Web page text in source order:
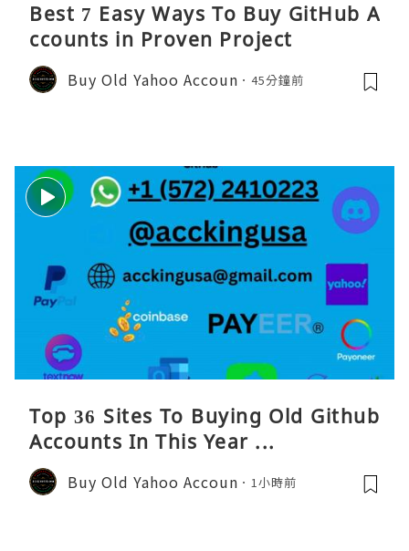
Best 7 Easy Ways To Buy GitHub A
ccounts in Proven Project
Buy Old Yahoo Accoun 45分鐘前
Top 36 Sites To Buying Old Github
Accounts In This Year ...
Buy Old Yahoo Accoun 1小時前